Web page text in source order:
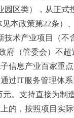
区类），从正
本政策第22条
术产业项目（
（管委会）不
信息产业百家重
过IT服务管理体
。支持直接为
的，按照项目实